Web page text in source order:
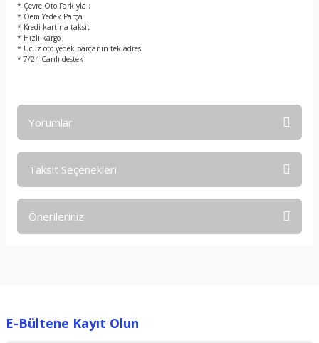
* Çevre Oto Farkıyla ;
* Oem Yedek Parça
* Kredi kartına taksit
* Hızlı kargo
* Ucuz oto yedek parçanın tek adresi
* 7/24 Canlı destek
Yorumlar
Taksit Seçenekleri
Önerileriniz
Ürün resmi kalitesiz, bozuk veya görüntülenemiyor.
E-Bültene Kayıt Olun